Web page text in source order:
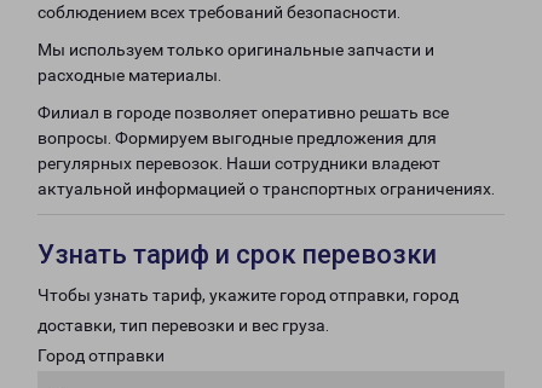
соблюдением всех требований безопасности.
Мы используем только оригинальные запчасти и
расходные материалы.
Филиал в городе позволяет оперативно решать все
вопросы. Формируем выгодные предложения для
регулярных перевозок. Наши сотрудники владеют
актуальной информацией о транспортных ограничениях.
Узнать тариф и срок перевозки
Чтобы узнать тариф, укажите город отправки, город
доставки, тип перевозки и вес груза.
Город отправки